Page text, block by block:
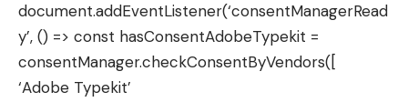
document.addEventListener(‘consentManagerRead
y’, () => const hasConsentAdobeTypekit =
consentManager.checkConsentByVendors([
‘Adobe Typekit’